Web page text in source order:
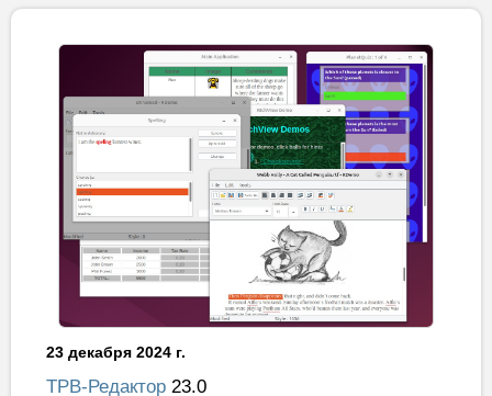
23 декабря 2024 г.
ТРВ-Редактор 23.0